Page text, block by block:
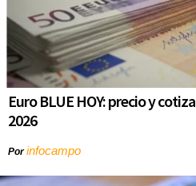
Euro BLUE HOY: precio y
2026
Porinfocampo